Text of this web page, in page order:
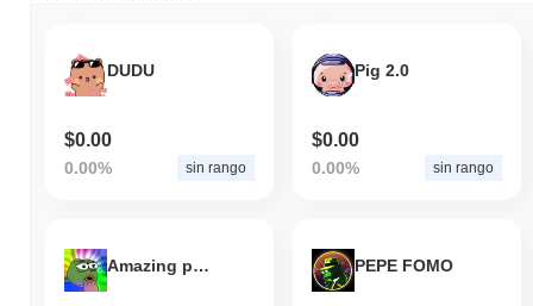
DUDU
$0.00
0.00% sin rango
Pig 2.0
$0.00
0.00% sin rango
Amazing pepe PEPE FOMO